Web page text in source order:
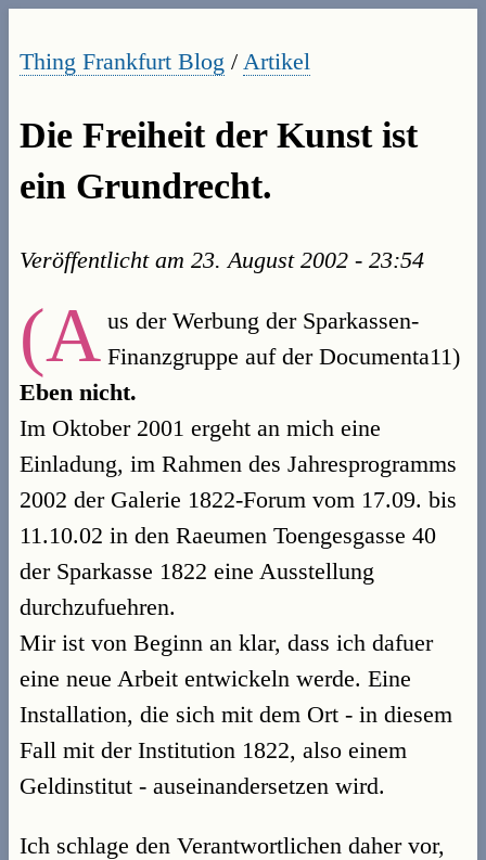
Thing Frankfurt Blog / Artikel
Die Freiheit der Kunst ist
ein Grundrecht.
Veröffentlicht am 23. August 2002 - 23:54
(A us der Werbung der Sparkassen-
Finanzgruppe auf der Documenta11)
Eben nicht.
Im Oktober 2001 ergeht an mich eine
Einladung, im Rahmen des Jahresprogramms
2002 der Galerie 1822-Forum vom 17.09. bis
11.10.02 in den Raeumen Toengesgasse 40
der Sparkasse 1822 eine Ausstellung
durchzufuehren.
Mir ist von Beginn an klar, dass ich dafuer
eine neue Arbeit entwickeln werde. Eine
Installation, die sich mit dem Ort - in diesem
Fall mit der Institution 1822, also einem
Geldinstitut - auseinandersetzen wird.
Ich schlage den Verantwortlichen daher vor,